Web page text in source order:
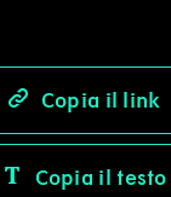
Copia il link
Copia il testo